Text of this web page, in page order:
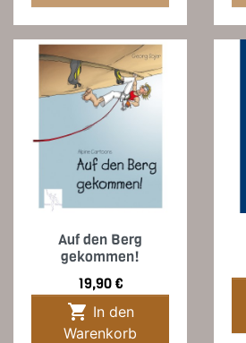
Auf den Berg
gekommen!
Preis
19,90 €

Warenkorb